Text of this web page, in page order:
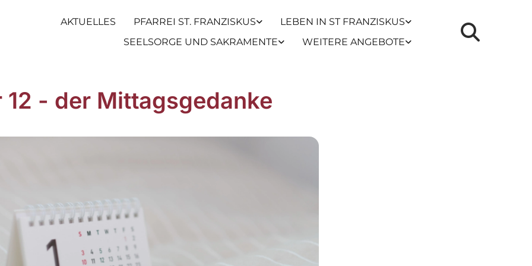
AKTUELLES PFARREI ST. FRANZISKUS
LEBEN IN ST FRANZISKUS
SEELSORGE UND SAKRAMENTE
WEITERE ANGEBOTE
12 - der Mittagsgedanke